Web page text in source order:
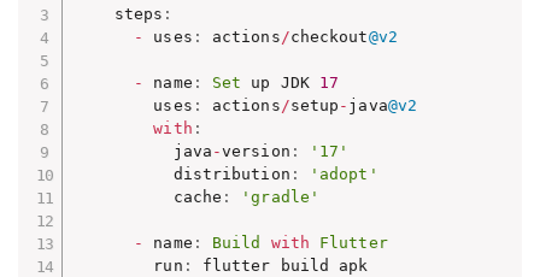
    steps
:
-
uses : actions/checkout@v2
- name : Set up JDK 17
        uses
: actions/setup - java@v2
with :
          java
-version :
'17'
          distribution
:
'adopt'
          cache
: 'gradle'
- name : Build with
Flutter
        run
: flutter build apk